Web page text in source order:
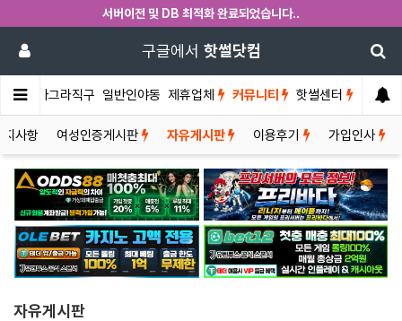
서버이전 및 DB 최적화 완료되었습니다..
구글에서 핫썰닷컴
비아그라직구 일반인야동 제휴업체 커뮤니티 핫썰센터
지사항 여성인증게시판 자유게시판 이용후기 가입인사
자유게시판